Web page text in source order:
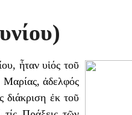
ἦταν υἱός τοῦ
Μαρίας, ἀδελφός
ἐκ τοῦ